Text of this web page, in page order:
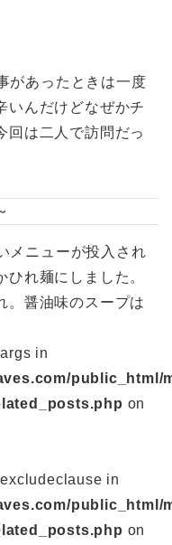
があったときは一度
いんだけどなぜかチ
回は二人で訪問だっ
メニューが投入され
れ麺にしました。
。醤油味のスープは
in
public_html/
on
in
public_html/
on